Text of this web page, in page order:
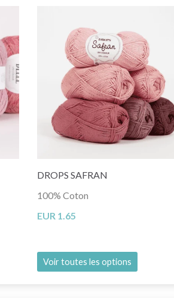
DROPS SAFRAN
100% Coton
EUR 1.65
Voir toutes les options